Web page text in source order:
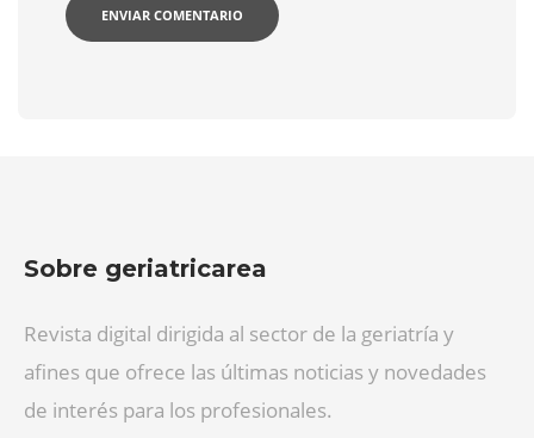
Sobre geriatricarea
Revista digital dirigida al sector de la geriatría y
afines que ofrece las últimas noticias y novedades
de interés para los profesionales.